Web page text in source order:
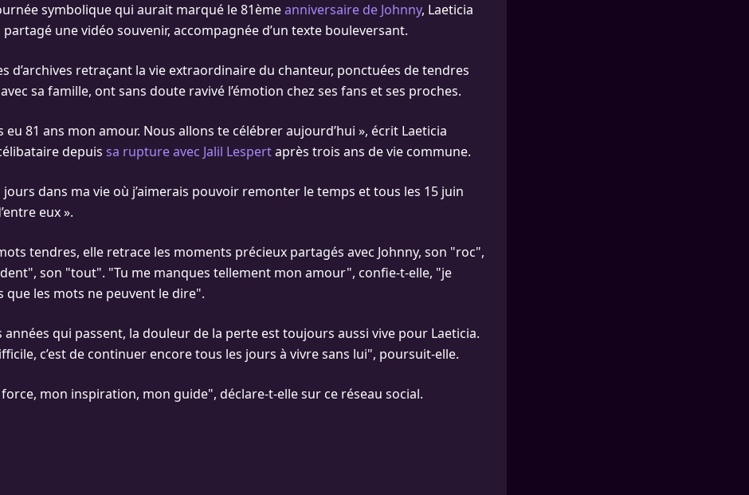
symbolique qui aurait marqué le 81èmeanniversaire de Johnny, Laeticia
partagé une vidéo souvenir, accompagnée d’un texte bouleversant.
d’archives retraçant la vie extraordinaire du chanteur, ponctuées de tendres
sa famille, ont sans doute ravivé l’émotion chez ses fans et ses proches.
eu 81 ans mon amour. Nous allons te célébrer aujourd’hui », écrit Laeticia
depuis sa rupture avec Jalil Lespertaprès trois ans de vie commune.
jours dans ma vie où j’aimerais pouvoir remonter le temps et tous les 15 juin
eux ».
tendres, elle retrace les moments précieux partagés avec Johnny, son "roc",
son "tout". "Tu me manques tellement mon amour", confie-t-elle, "je
que les mots ne peuvent le dire".
années qui passent, la douleur de la perte est toujours aussi vive pour Laeticia.
c’est de continuer encore tous les jours à vivre sans lui", poursuit-elle.
force, mon inspiration, mon guide", déclare-t-elle sur ce réseau social.